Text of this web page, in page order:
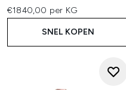
€1840,00 per KG
SNEL KOPEN